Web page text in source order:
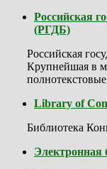
Российская
(РГДБ)
Российская
Крупнейшая в
Library of
Библиотека